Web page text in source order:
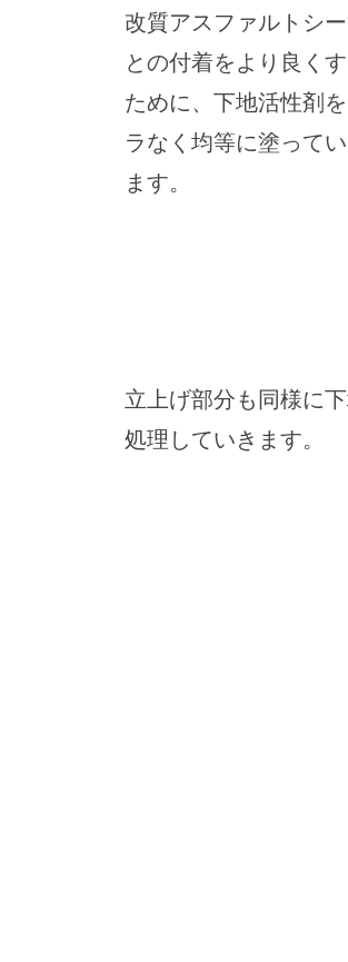
改質アスファルトシー
との付着をより良く
ために、下地活性剤
ラなく均等に塗ってい
ます。
立上げ部分も同様に
処理していきます。